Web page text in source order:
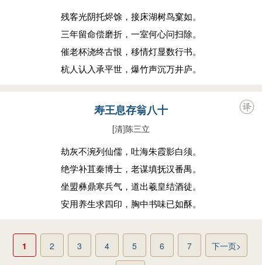
残客光阴托烬馀，接床湖树鸟窠如。
三年留命偿磨折，一室何心问扫除。
催老杯浇终古恨，移情灯显数行书。
杭人认入承平世，爆竹声沉万井庐。
寿王息存翁八十
[清]陈三立
劫灰不涴列仙儒，吐海朱霞影白须。
绝学补苴秦博士，老谋填抚汉番禺。
坐盟彝鼎寒兵气，道出羲皇结酒徒。
安用养生求四印，胸中书味已如酥。
1 2 3 4 5 6 7 下一页>